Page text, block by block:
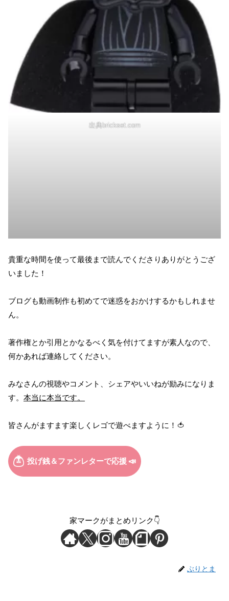
出典brickset.com
貴重な時間を使って最後まで読んでくださりありがとうござ
いました！
ブログも動画制作も初めてで迷惑をおかけするかもしれませ
ん。
著作権とか引用とかなるべく気を付けてますが素人なので、
何かあれば連絡してください。
みなさんの視聴やコメント、シェアやいいねが励みになりま
す。 本当に本当です。
皆さんがますます楽しくレゴで遊べますように！🍅
家マークがまとめリンク👇
ぶりとま